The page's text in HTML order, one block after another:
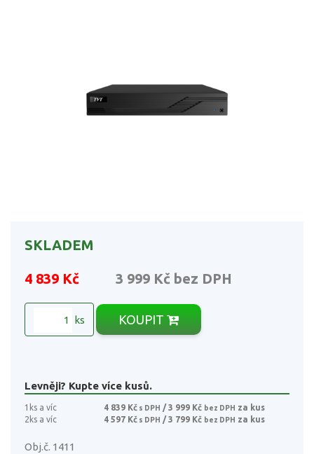
SKLADEM
4 839 Kč 3 999 Kč bez DPH
ks KOUPIT
Levněji? Kupte více kusů.
1ks a víc 4 839 Kč s DPH / 3 999 Kč bez DPH za kus
2ks a víc
4 597 Kč s DPH / 3 799 Kč bez DPH za kus
Obj.č. 1411